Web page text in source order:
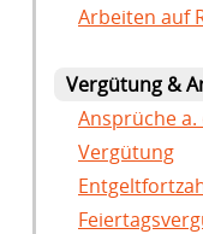
Arbeiten auf
Vergütung &
Ansprüche
Vergütung